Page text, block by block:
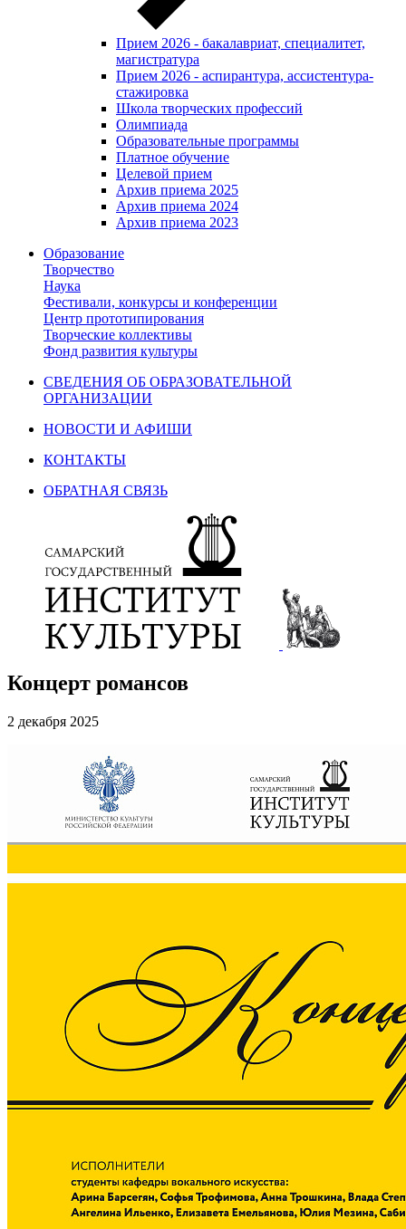
Прием 2026 - бакалавриат, специалитет,
магистратура
Прием 2026 - аспирантура, ассистентура-
стажировка
Школа творческих профессий
Олимпиада
Образовательные программы
Платное обучение
Целевой прием
Архив приема 2025
Архив приема 2024
Архив приема 2023
Образование
Творчество
Наука
Фестивали, конкурсы и конференции
Центр прототипирования
Творческие коллективы
Фонд развития культуры
СВЕДЕНИЯ ОБ ОБРАЗОВАТЕЛЬНОЙ
ОРГАНИЗАЦИИ
НОВОСТИ И АФИШИ
КОНТАКТЫ
ОБРАТНАЯ СВЯЗЬ
Концерт романсов
2 декабря 2025